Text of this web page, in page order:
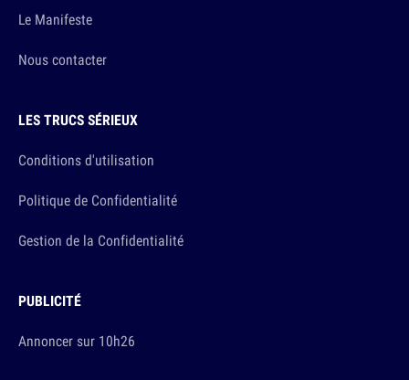
Le Manifeste
Nous contacter
LES TRUCS SÉRIEUX
Conditions d'utilisation
Politique de Confidentialité
Gestion de la Confidentialité
PUBLICITÉ
Annoncer sur 10h26